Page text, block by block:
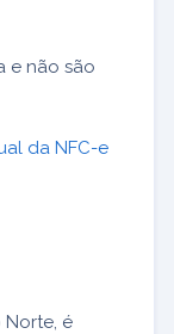
e não são
da NFC-e
Norte, é